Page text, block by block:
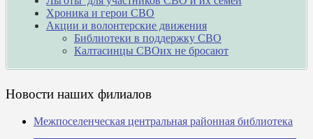
Хроника и герои СВО
Акции и волонтерские движения
Библиотеки в поддержку СВО
Калтасинцы СВОих не бросают
Новости наших филиалов
Межпоселенческая центральная районная библиотека